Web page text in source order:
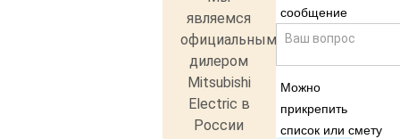
сообщение
Можно
прикрепить
список или смету
являемся
официальным
дилером
Mitsubishi
Electric в
России